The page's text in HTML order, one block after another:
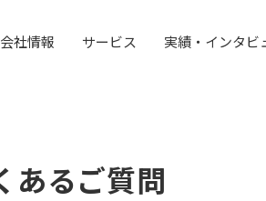
社情報 サービス 実績・インタビ
あるご質問